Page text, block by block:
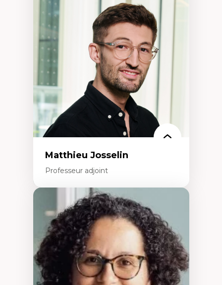
Neuropsychiatrie et neurosciences
Direction d'essais cliniques
Analyse des politiques et pratiques en santé
mentale
Développement de protocoles d'essais
cliniques
Collaboration interfonctionnelle
Leadership en recherche clinique
Développement de cadres politiques
Collaboration avec des entreprises
pharmaceutiques
Rédaction de publications et de rapports
politiques
Enseignement et mentorat
Matthieu Josselin
Professeur adjoint
Expertises
Ethnographie critique des environnements
d’apprentissage des étudiant.e.s
Approche transdisciplinaire des
compétences socioaffectives et
interculturelles
Didactique des langues secondes et
compétence pragmatique
Andragogie
Méthodologies de recherche qualitative